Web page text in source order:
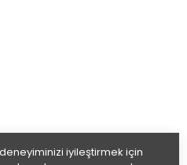
iyileştirmek için